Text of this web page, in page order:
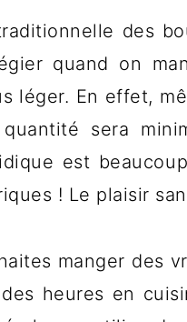
des
quand on
léger. En effet,
sera
est
! Le plaisir
manger des
heures en